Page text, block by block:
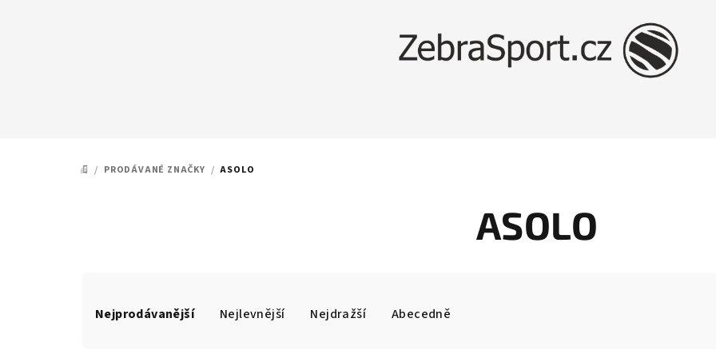
DOMŮ
/ PRODÁVANÉ ZNAČKY / ASOLO
ASOLO
aNejprodávanější Nejlevnější Nejdražší Abecedně